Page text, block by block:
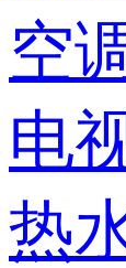
空
电
热